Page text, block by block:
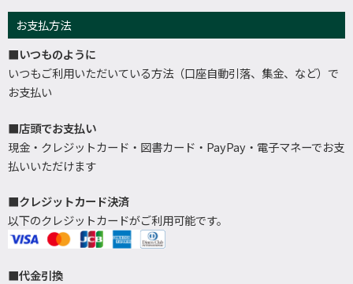
お支払方法
■いつものように
いつもご利用いただいている方法（口座自動引落、集金、など）で
お支払い
■店頭でお支払い
現金・クレジットカード・図書カード・PayPay・電子マネーでお支
払いいただけます
■クレジットカード決済
以下のクレジットカードがご利用可能です。
■代金引換